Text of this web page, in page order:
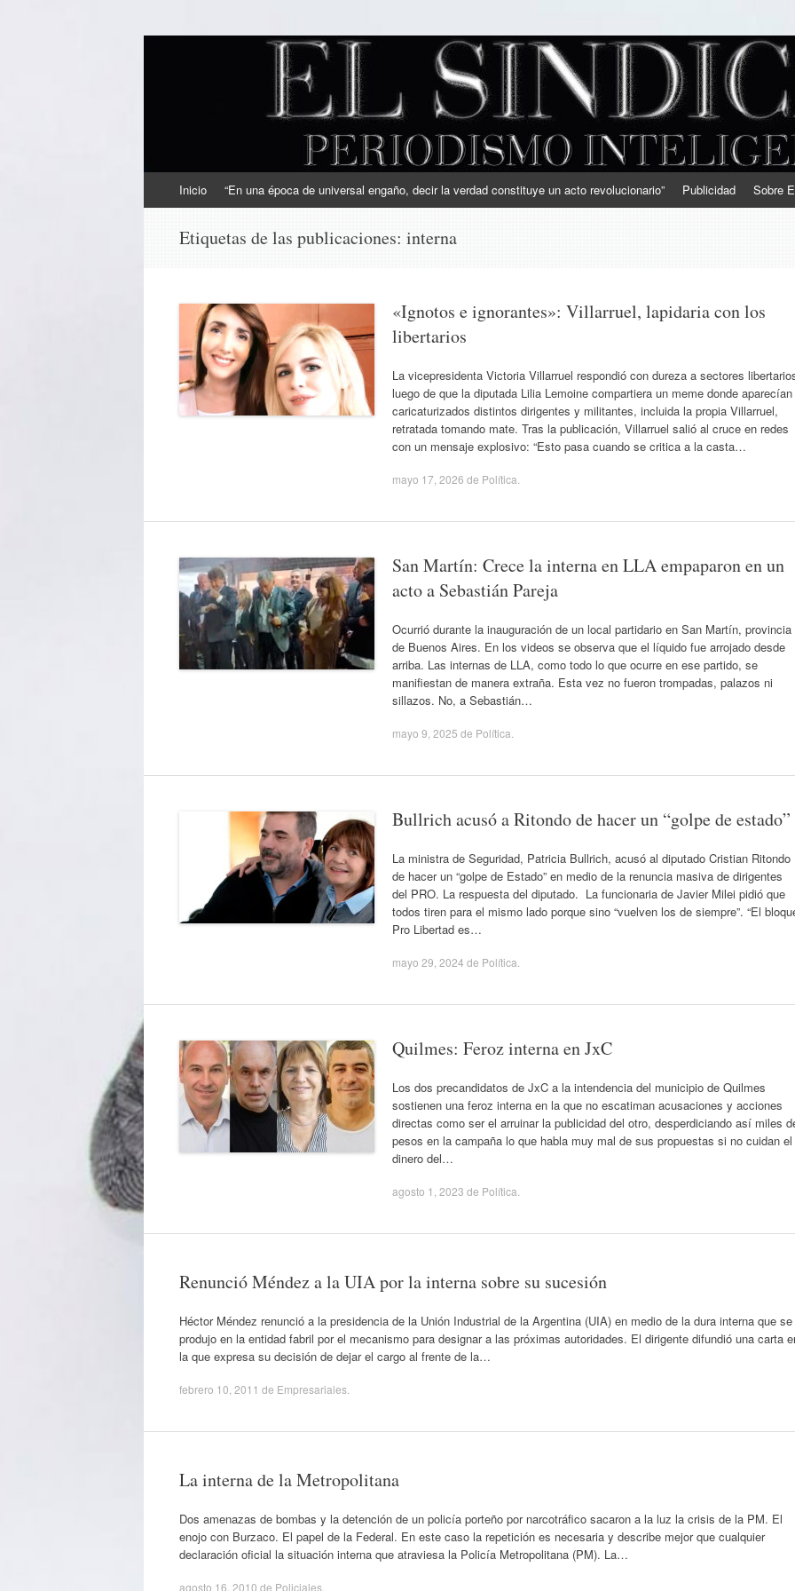
EL SINDICAL
Periodismo Inteligente
al
Inicio “En una época de universal engaño, decir la verdad constituye un acto revolucionario” Publicidad Sobre
Etiquetas de las publicaciones: interna
«Ignotos e ignorantes»: Villarruel, lapidaria con los
libertarios
La vicepresidenta Victoria Villarruel respondió con dureza a sectores
luego de que la diputada Lilia Lemoine compartiera un meme donde aparecían
caricaturizados distintos dirigentes y militantes, incluida la propia Villarruel,
retratada tomando mate. Tras la publicación, Villarruel salió al cruce en redes
con un mensaje explosivo: “Esto pasa cuando se critica a la casta…
mayo 17, 2026 de Política
San Martín: Crece la interna en LLA empaparon en un
acto a Sebastián Pareja
Ocurrió durante la inauguración de un local partidario en San Martín, provincia
de Buenos Aires. En los videos se observa que el líquido fue arrojado desde
arriba. Las internas de LLA, como todo lo que ocurre en ese partido, se
manifiestan de manera extraña. Esta vez no fueron trompadas, palazos ni
sillazos. No, a Sebastián…
mayo 9, 2025 de Política
Bullrich acusó a Ritondo de hacer un “golpe de estado”
La ministra de Seguridad, Patricia Bullrich, acusó al diputado Cristian Ritondo
de hacer un “golpe de Estado” en medio de la renuncia masiva de dirigentes
del PRO. La respuesta del diputado. La funcionaria de Javier Milei pidió que
todos tiren para el mismo lado porque sino “vuelven los de siempre”. “El
Pro Libertad es…
mayo 29, 2024 de Política
Quilmes: Feroz interna en JxC
Los dos precandidatos de JxC a la intendencia del municipio de Quilmes
sostienen una feroz interna en la que no escatiman acusaciones y acciones
directas como ser el arruinar la publicidad del otro, desperdiciando así miles
pesos en la campaña lo que habla muy mal de sus propuestas si no cuidan el
dinero del…
agosto 1, 2023 de Política
Renunció Méndez a la UIA por la interna sobre su sucesión
Héctor Méndez renunció a la presidencia de la Unión Industrial de la Argentina (UIA) en medio de la dura interna que se
produjo en la entidad fabril por el mecanismo para designar a las próximas autoridades. El dirigente difundió una carta
la que expresa su decisión de dejar el cargo al frente de la…
febrero 10, 2011 de Empresariales
La interna de la Metropolitana
Dos amenazas de bombas y la detención de un policía porteño por narcotráfico sacaron a la luz la crisis de la PM. El
enojo con Burzaco. El papel de la Federal. En este caso la repetición es necesaria y describe mejor que cualquier
declaración oficial la situación interna que atraviesa la Policía Metropolitana (PM). La…
agosto 16, 2010 de Policiales